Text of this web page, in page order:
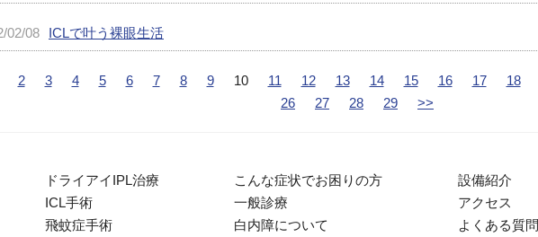
02/08 ICLで叶う裸眼生活
2 3 4 5 6 7 8 9 10 11 12 13 14 15 16 17 18
26
27 28 29 >>
ドライアイIPL治療
ICL手術
飛蚊症手術
こんな症状でお困りの方
一般診療
白内障について
設備紹介
アクセス
よくある質問